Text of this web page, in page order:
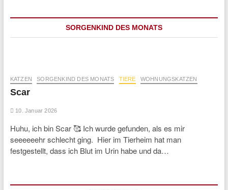
SORGENKIND DES MONATS
KATZEN SORGENKIND DES MONATS TIERE WOHNUNGSKATZEN
Scar
10. Januar 2026
Huhu, ich bin Scar 🥰 Ich wurde gefunden, als es mir
seeeeeehr schlecht ging. Hier im Tierheim hat man
festgestellt, dass ich Blut im Urin habe und da…